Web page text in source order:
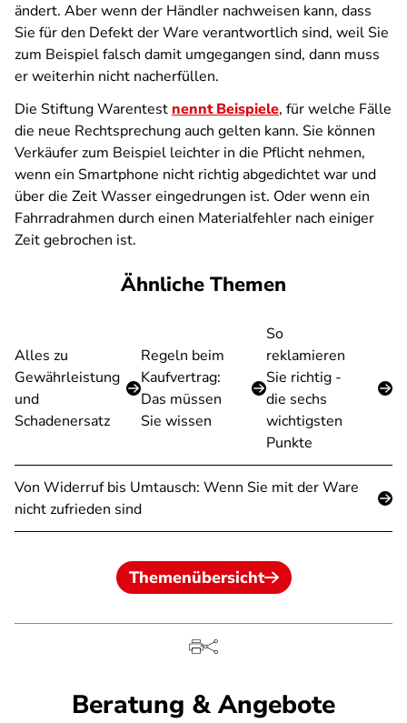
ändert. Aber wenn der Händler nachweisen kann, dass
Sie für den Defekt der Ware verantwortlich sind, weil Sie
zum Beispiel falsch damit umgegangen sind, dann muss
er weiterhin nicht nacherfüllen.
Die Stiftung Warentest nennt Beispiele, für welche Fälle
die neue Rechtsprechung auch gelten kann. Sie können
Verkäufer zum Beispiel leichter in die Pflicht nehmen,
wenn ein Smartphone nicht richtig abgedichtet war und
über die Zeit Wasser eingedrungen ist. Oder wenn ein
Fahrradrahmen durch einen Materialfehler nach einiger
Zeit gebrochen ist.
Ähnliche Themen
Alles zu
Gewährleistung
und
Schadenersatz
Regeln beim
Kaufvertrag:
Das müssen
Sie wissen
So
reklamieren
Sie richtig -
die sechs
wichtigsten
Punkte
Von Widerruf bis Umtausch: Wenn Sie mit der Ware
nicht zufrieden sind
Themenübersicht
Beratung & Angebote